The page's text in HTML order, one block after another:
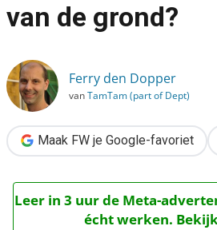
Waarom komt RSS in Nederland nog
van de grond?
Ferry den Dopper
vanTamTam (part of Dept)
Maak FW je Google-favoriet
Leer in 3 uur de Meta-
écht werken.